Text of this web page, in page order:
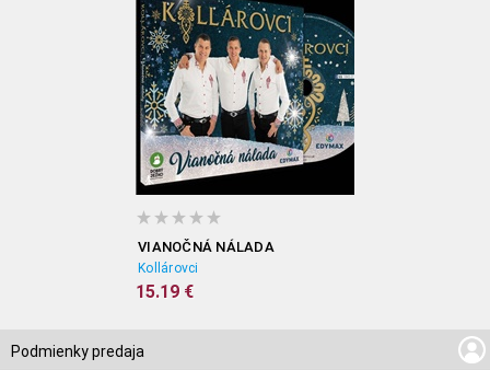
VIANOČNÁ NÁLADA
Kollárovci
15.19 €
Podmienky predaja